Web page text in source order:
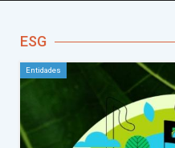
ESG
Entidades